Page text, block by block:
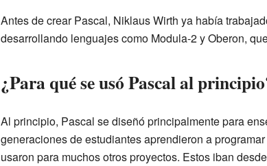
Antes de crear Pascal, Niklaus Wirth ya había
desarrollando lenguajes como Modula-2 y Oberon,
¿Para qué se usó Pascal al
Al principio, Pascal se diseñó principalmente para
generaciones de estudiantes aprendieron a
usaron para muchos otros proyectos. Estos iban